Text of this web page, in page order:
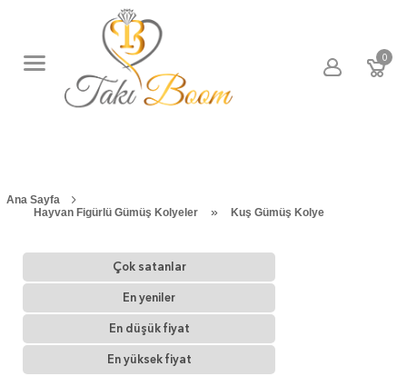
0
Ana Sayfa
Hayvan Figürlü Gümüş Kolyeler
» Kuş Gümüş Kolye
Çok satanlar
En yeniler
En düşük fiyat
En yüksek fiyat